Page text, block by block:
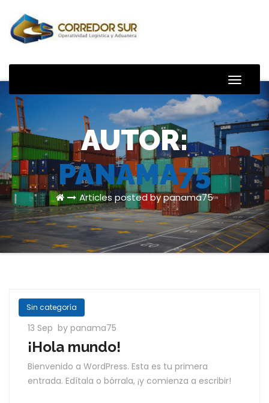
Toggle
AUTOR:
PANAMA75
Articles posted by panama75
Sin categoría
13 Sep by panama75
¡Hola mundo!
Bienvenido a WordPress. Esta es tu primera
entrada. Edítala o bórrala, ¡y comienza a escribir!